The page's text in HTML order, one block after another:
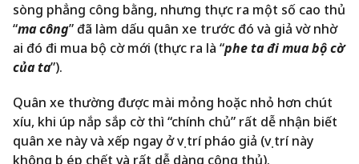
sòng phẳng công bằng, nhưng thực ra một số cao thủ
“ma công” đã làm dấu quân xe trước đó và giả vờ nhờ
ai đó đi mua bộ cờ mới (thực ra là “phe ta đi mua bộ cờ
của ta”).
Quân xe thường được mài mỏng hoặc nhỏ hơn chút
xíu, khi úp nắp sắp cờ thì “chính chủ” rất dễ nhận biết
quân xe này và xếp ngay ở vị trí pháo giả (vị trí này
không bị ép chết và rất dễ dàng công thủ).